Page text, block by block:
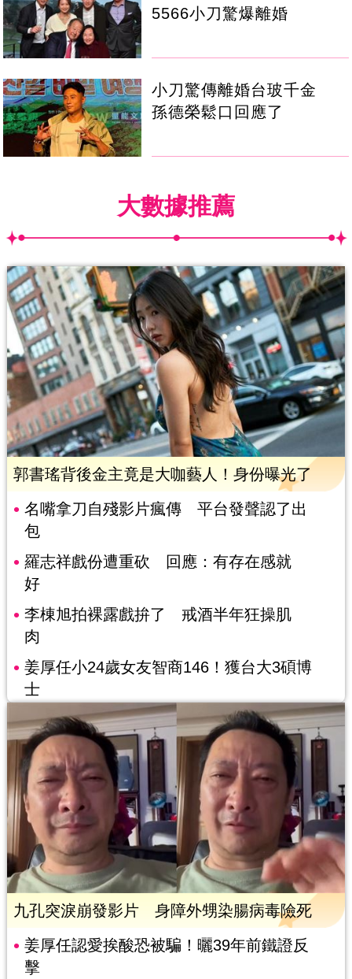
5566小刀驚爆離婚
小刀驚傳離婚台玻千金
孫德榮鬆口回應了
大數據推薦
郭書瑤背後金主竟是大咖藝人！身份曝光了
名嘴拿刀自殘影片瘋傳 平台發聲認了出
包
羅志祥戲份遭重砍 回應：有存在感就
好
李棟旭拍裸露戲拚了 戒酒半年狂操肌
肉
姜厚任小24歲女友智商146！獲台大3碩博
士
九孔突淚崩發影片 身障外甥染腸病毒險死
姜厚任認愛挨酸恐被騙！曬39年前鐵證反
擊